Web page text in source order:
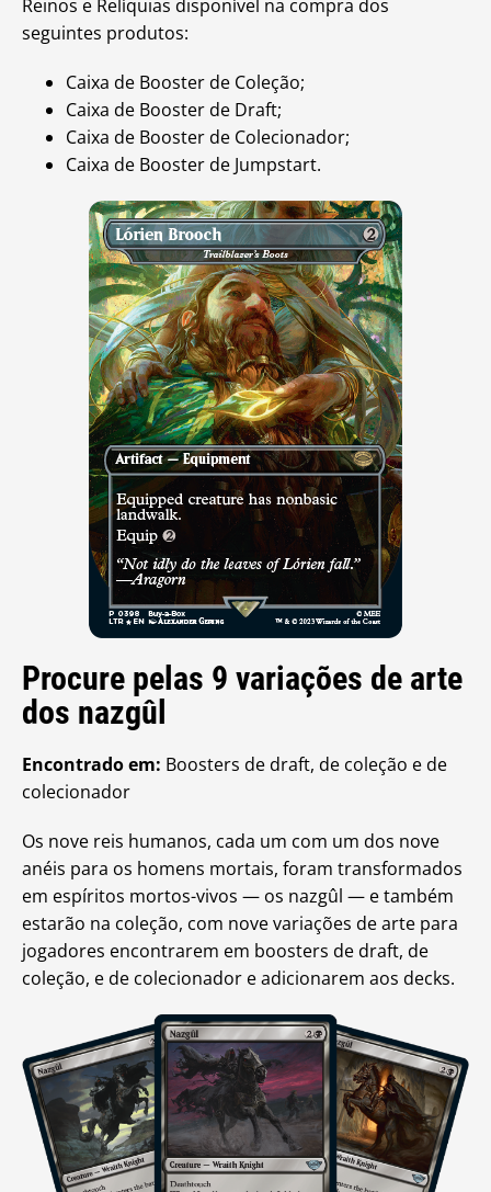
Reinos e Relíquias disponível na compra dos
seguintes produtos:
Caixa de Booster de Coleção;
Caixa de Booster de Draft;
Caixa de Booster de Colecionador;
Caixa de Booster de Jumpstart.
Procure pelas 9 variações de arte
dos nazgûl
Encontrado em: Boosters de draft, de coleção e de
colecionador
Os nove reis humanos, cada um com um dos nove
anéis para os homens mortais, foram transformados
em espíritos mortos-vivos — os nazgûl — e também
estarão na coleção, com nove variações de arte para
jogadores encontrarem em boosters de draft, de
coleção, e de colecionador e adicionarem aos decks.